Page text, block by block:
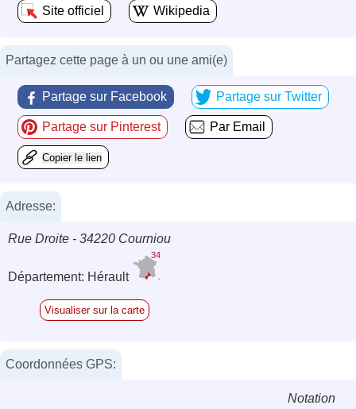
Site officiel Wikipedia
Partagez cette page à un ou une ami(e)
Partage sur Facebook Partage sur Twitter
Partage sur Pinterest Par Email
Copier le lien
Adresse:
Rue Droite - 34220 Courniou
Département: Hérault
34
Visualiser sur la carte
Coordonnées GPS:
Notation